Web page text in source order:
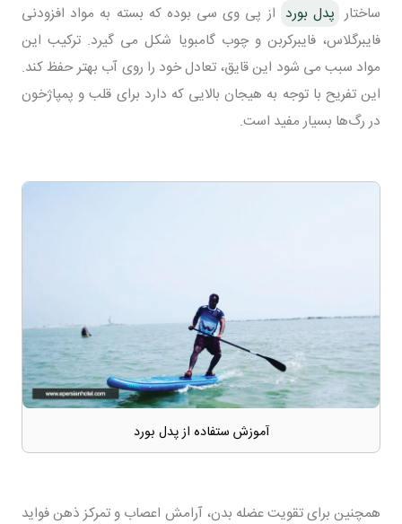
ساختار پدل بورد از پی وی سی بوده که بسته به مواد افزودنی
فایبرگلاس، فایبرکربن و چوب گامبویا شکل می گیرد. ترکیب این
مواد سبب می شود این قایق، تعادل خود را روی آب بهتر حفظ کند.
این تفریح با توجه به هیجان بالایی که دارد برای قلب و پمپاژخون
در رگ‌ها بسیار مفید است.
آموزش ستفاده از پدل بورد
همچنین برای تقویت عضله بدن، آرامش اعصاب و تمرکز ذهن فواید